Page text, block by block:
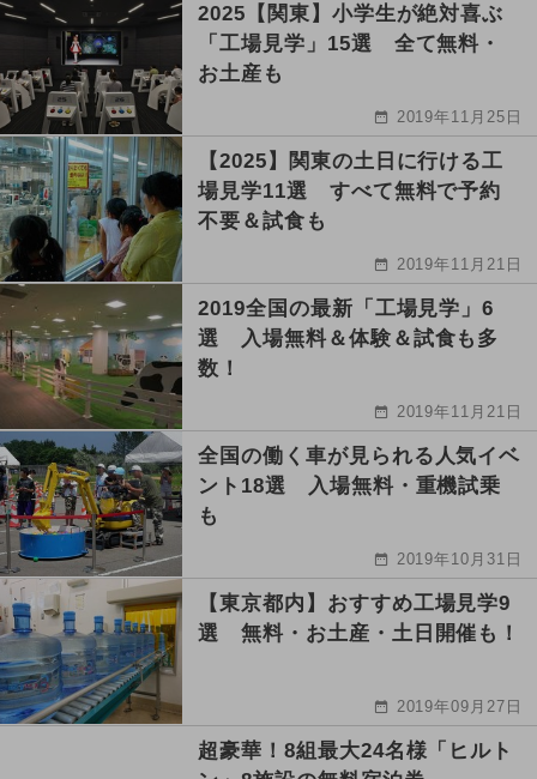
2025【関東】小学生が絶対喜ぶ
「工場見学」15選 全て無料・
お土産も
2019年11月25日
【2025】関東の土日に行ける工
場見学11選 すべて無料で予約
不要＆試食も
2019年11月21日
2019全国の最新「工場見学」6
選 入場無料＆体験＆試食も多
数！
2019年11月21日
全国の働く車が見られる人気イベ
ント18選 入場無料・重機試乗
も
2019年10月31日
【東京都内】おすすめ工場見学9
選 無料・お土産・土日開催も！
2019年09月27日
超豪華！8組最大24名様「ヒルト